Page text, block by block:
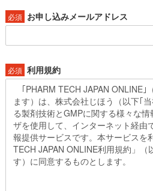
必須 お申し込みメールアドレス
必須 利用規約